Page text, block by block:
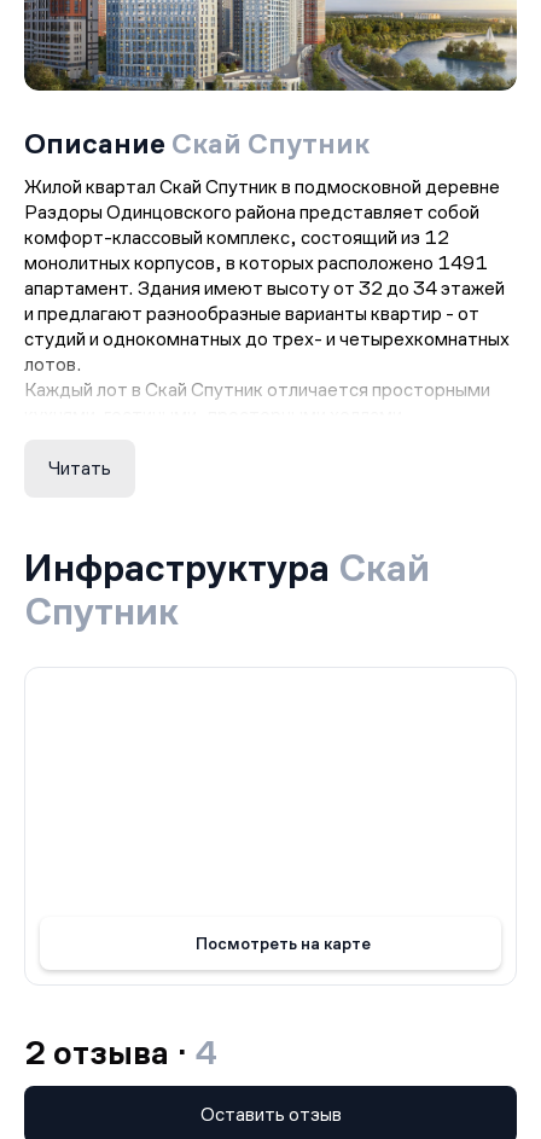
Описание Скай Спутник
Жилой квартал Скай Спутник в подмосковной деревне
Раздоры Одинцовского района представляет собой
комфорт-классовый комплекс, состоящий из 12
монолитных корпусов, в которых расположено 1491
апартамент. Здания имеют высоту от 32 до 34 этажей
и предлагают разнообразные варианты квартир - от
студий и однокомнатных до трех- и четырехкомнатных
лотов.
Каждый лот в Скай Спутник отличается просторными
в прихожих. Все апартаменты оборудованы балконами,
Жильцы Скай Спутник могут быть уверены в своей
безопасности, так как весь комплекс оснащен
системами видеонаблюдения и современными
работают бесшумно и управляются с помощью
Читать
Инфраструктура Скай
Спутник
Посмотреть на карте
2 отзыва · 4
Оставить отзыв